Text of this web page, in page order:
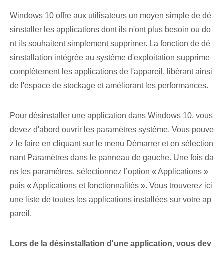
Windows 10 offre aux utilisateurs un moyen simple de dé
sinstaller les applications dont ils n'ont plus besoin ou do
nt ils souhaitent simplement supprimer. La fonction de dé
sinstallation intégrée au système d'exploitation supprime
complètement les applications de l'appareil, libérant ainsi
de l'espace de stockage et améliorant les performances.
Pour désinstaller une application dans Windows 10, vous
devez d'abord ouvrir les paramètres système. Vous pouve
z le faire en cliquant sur le menu Démarrer et en sélection
nant Paramètres dans le panneau de gauche. Une fois da
ns les paramètres, sélectionnez l’option « Applications »
puis « Applications et fonctionnalités ». Vous trouverez ici
une liste de toutes les applications installées sur votre ap
pareil.
Lors de la désinstallation d'une application, vous dev